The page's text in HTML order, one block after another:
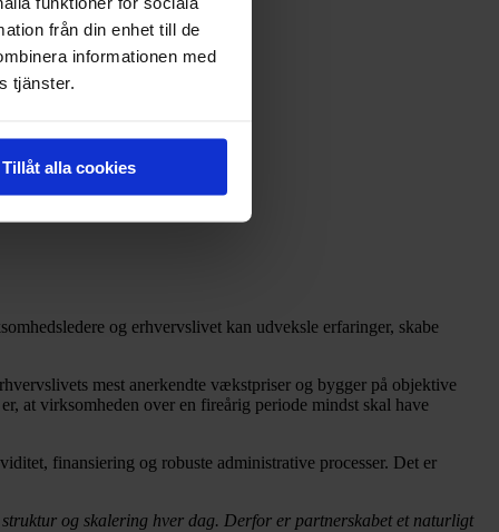
från din enhet till de
informationen med
tjänster.
Tillåt alla cookies
og erhvervslivet kan udveksle erfaringer, skabe
mest anerkendte vækstpriser og bygger på objektive
at virksomheden over en fireårig periode mindst skal have
finansiering og robuste administrative processer. Det er
og skalering hver dag. Derfor er partnerskabet et naturligt